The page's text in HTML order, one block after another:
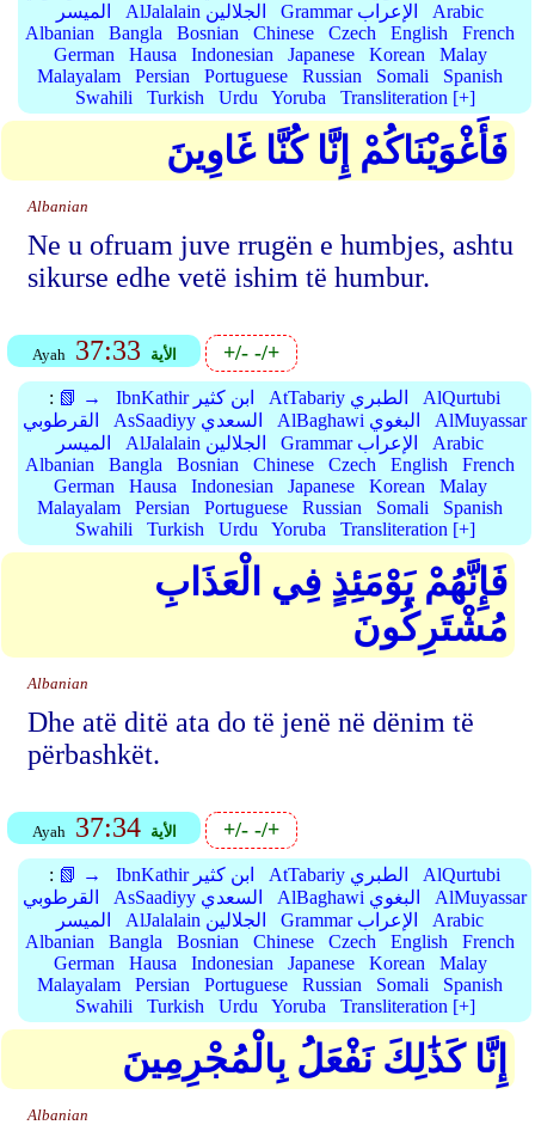
الميسر
AlJalalain الجلالين Grammar الإعراب
Arabic
Albanian
Bangla Bosnian Chinese Czech English
French
German
Hausa Indonesian Japanese Korean
Malay
Malayalam
Persian Portuguese Russian Somali
Spanish
Swahili
Turkish Urdu Yoruba Transliteration [+]
فَأَغْوَيْنَاكُمْ إِنَّا كُنَّا غَاوِينَ
Albanian
Ne u ofruam juve rrugën e humbjes, ashtu
sikurse edhe vetë ishim të humbur.
Ayah 37:33 الأية +/--/+
: 📗 → IbnKathir ابن كثير AtTabariy الطبري
AlQurtubi
القرطوبي
AsSaadiyy السعدي AlBaghawi البغوي
AlMuyassar
الميسر
AlJalalain الجلالين Grammar الإعراب
Arabic
Albanian
Bangla Bosnian Chinese Czech English
French
German
Hausa Indonesian Japanese Korean
Malay
Malayalam
Persian Portuguese Russian Somali
Spanish
Swahili
Turkish Urdu Yoruba Transliteration [+]
فَإِنَّهُمْ يَوْمَئِذٍ فِي الْعَذَابِ
مُشْتَرِكُونَ
Albanian
Dhe atë ditë ata do të jenë në dënim të
përbashkët.
Ayah 37:34 الأية +/--/+
: 📗 → IbnKathir ابن كثير AtTabariy الطبري
AlQurtubi
القرطوبي
AsSaadiyy السعدي AlBaghawi البغوي
AlMuyassar
الميسر
AlJalalain الجلالين Grammar الإعراب
Arabic
Albanian
Bangla Bosnian Chinese Czech English
French
German
Hausa Indonesian Japanese Korean
Malay
Malayalam
Persian Portuguese Russian Somali
Spanish
Swahili
Turkish Urdu Yoruba Transliteration [+]
إِنَّا كَذَٰلِكَ نَفْعَلُ بِالْمُجْرِمِينَ
Albanian